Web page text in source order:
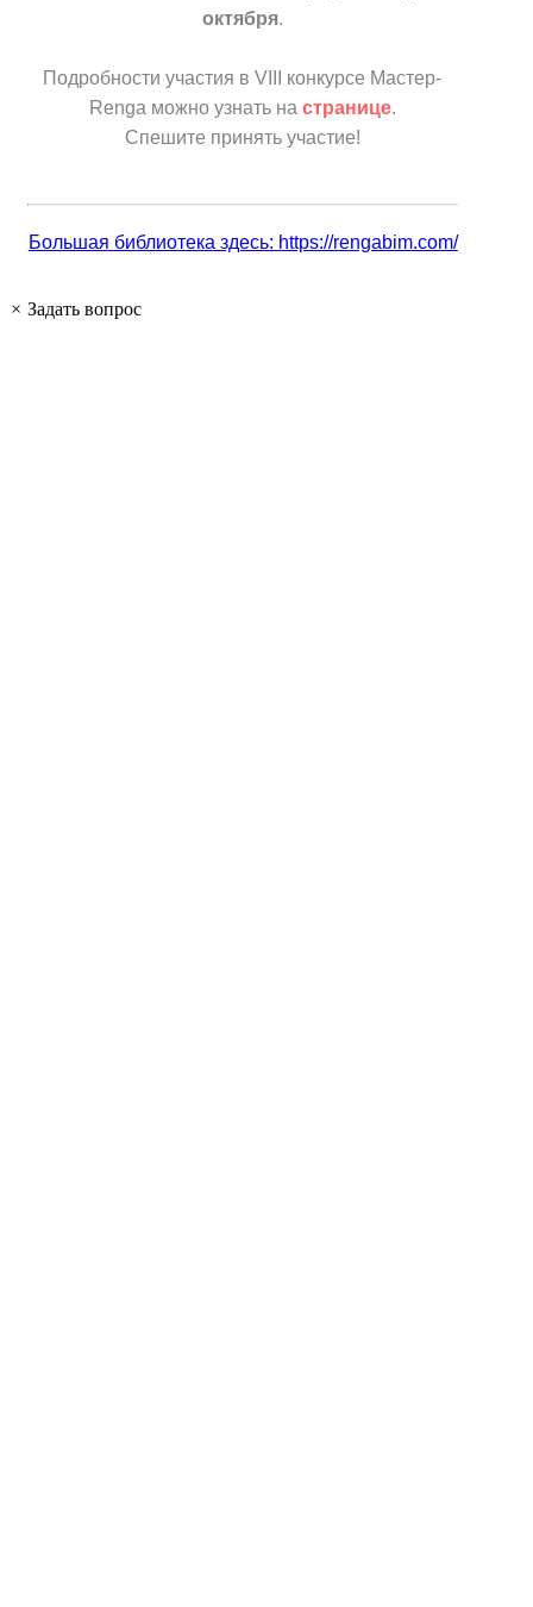
октября.
Подробности участия в VIII конкурсе Мастер-
Renga можно узнать на странице.
Спешите принять участие!
Большая библиотека здесь: https://rengabim.com/
× Задать вопрос